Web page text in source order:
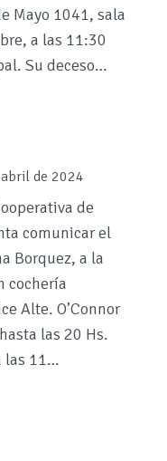
Mayo 1041, sala
a las 11:30
Su deceso…
de 2024
de
comunicar el
Borquez, a la
cochería
Alte. O’Connor
las 20 Hs.
las 11…